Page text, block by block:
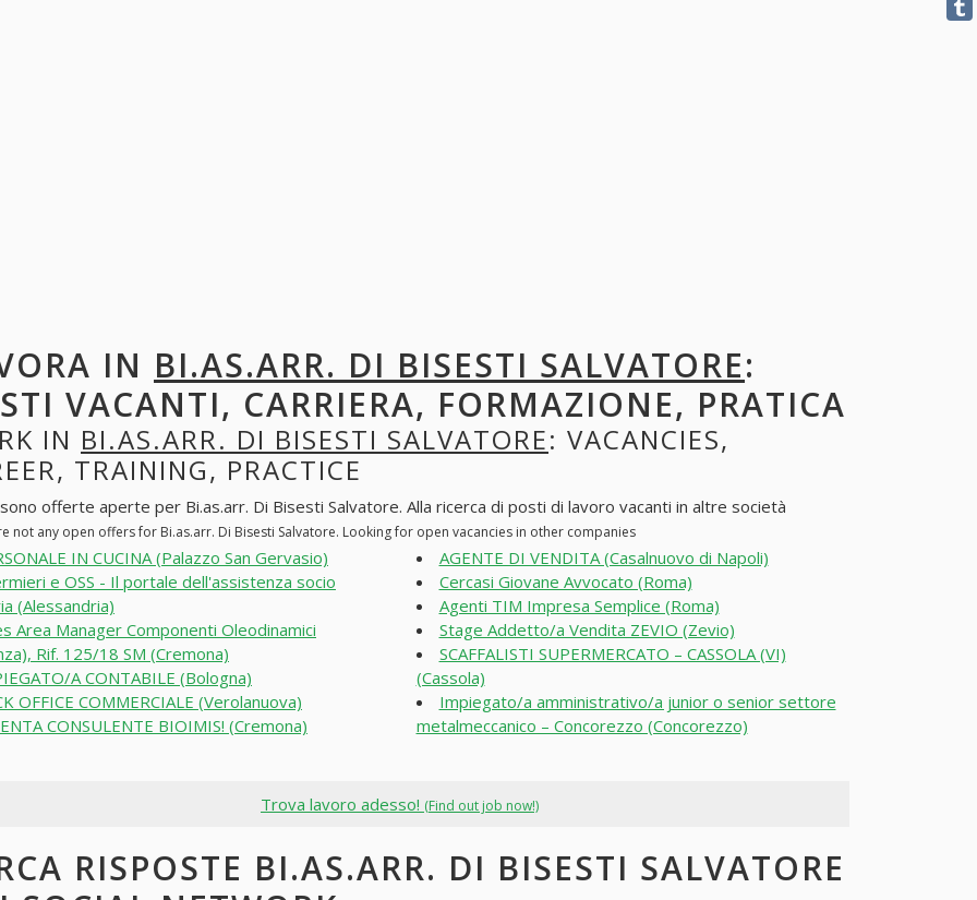
IN BI.AS.ARR. DI BISESTI SALVATORE:
VACANTI, CARRIERA, FORMAZIONE, PRATICA
IN BI.AS.ARR. DI BISESTI SALVATORE: VACANCIES,
TRAINING, PRACTICE
offerte aperte per Bi.as.arr. Di Bisesti Salvatore. Alla ricerca di posti di lavoro vacanti in altre società
not any open offers for Bi.as.arr. Di Bisesti Salvatore. Looking for open vacancies in other companies
IN CUCINA (Palazzo San Gervasio)
e OSS - Il portale dell'assistenza socio
(Alessandria)
Area Manager Componenti Oleodinamici
Rif. 125/18 SM (Cremona)
A CONTABILE (Bologna)
OFFICE COMMERCIALE (Verolanuova)
CONSULENTE BIOIMIS! (Cremona)
AGENTE DI VENDITA (Casalnuovo di Napoli)
Cercasi Giovane Avvocato (Roma)
Agenti TIM Impresa Semplice (Roma)
Stage Addetto/a Vendita ZEVIO (Zevio)
SCAFFALISTI SUPERMERCATO – CASSOLA (VI)
(Cassola)
Impiegato/a amministrativo/a junior o senior settore
metalmeccanico – Concorezzo (Concorezzo)
Trova lavoro adesso! (Find out job now!)
RISPOSTE BI.AS.ARR. DI BISESTI SALVATORE